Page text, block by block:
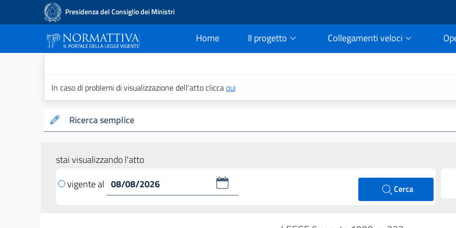
Presidenza del Consiglio dei Ministri
Home
current Il progetto Collegamenti veloci
In caso di problemi di visualizzazione dell’atto cliccaqui
Ricerca semplice
stai visualizzando l'atto
vigente al
Cerca